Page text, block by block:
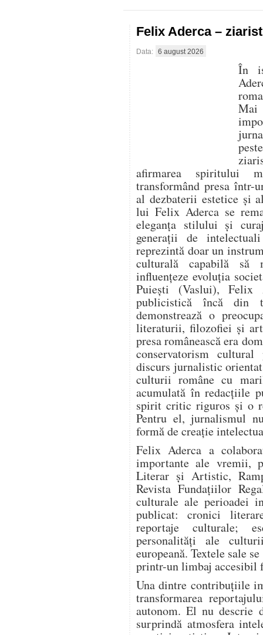
Felix Aderca –
Data: 6 august 2026
În
Mai
afirmarea spiritului
transformând presa
al dezbaterii estetice și
lui Felix Aderca se
eleganța stilului și
generații de
reprezintă doar un
culturală capabilă să
influențeze evoluția
Puiești (Vaslui), Felix
publicistică încă din
demonstrează o
literaturii, filozofiei și
presa românească era
conservatorism
discurs jurnalistic
culturii române cu
acumulată în redacțiile
spirit critic riguros și o
Pentru el, jurnalismul
formă de creație
Felix Aderca a
importante ale vremii,
Literar și Artistic,
Revista Fundațiilor
culturale ale perioadei
publicat: cronici
reportaje culturale;
personalități ale
europeană. Textele sale
printr-un limbaj accesibil
Una dintre contribuțiile
transformarea
autonom. El nu descrie
surprindă atmosfera